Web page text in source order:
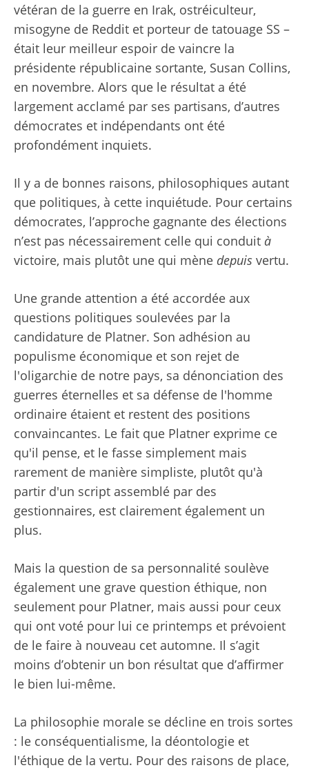
vétéran de la guerre en Irak, ostréiculteur,
misogyne de Reddit et porteur de tatouage SS –
était leur meilleur espoir de vaincre la
présidente républicaine sortante, Susan Collins,
en novembre. Alors que le résultat a été
largement acclamé par ses partisans, d’autres
démocrates et indépendants ont été
profondément inquiets.
Il y a de bonnes raisons, philosophiques autant
que politiques, à cette inquiétude. Pour certains
démocrates, l’approche gagnante des élections
n’est pas nécessairement celle qui conduit à
victoire, mais plutôt une qui mène depuis vertu.
Une grande attention a été accordée aux
questions politiques soulevées par la
candidature de Platner. Son adhésion au
populisme économique et son rejet de
l'oligarchie de notre pays, sa dénonciation des
guerres éternelles et sa défense de l'homme
ordinaire étaient et restent des positions
convaincantes. Le fait que Platner exprime ce
qu'il pense, et le fasse simplement mais
rarement de manière simpliste, plutôt qu'à
partir d'un script assemblé par des
gestionnaires, est clairement également un
plus.
Mais la question de sa personnalité soulève
également une grave question éthique, non
seulement pour Platner, mais aussi pour ceux
qui ont voté pour lui ce printemps et prévoient
de le faire à nouveau cet automne. Il s’agit
moins d’obtenir un bon résultat que d’affirmer
le bien lui-même.
La philosophie morale se décline en trois sortes
: le conséquentialisme, la déontologie et
l'éthique de la vertu. Pour des raisons de place,